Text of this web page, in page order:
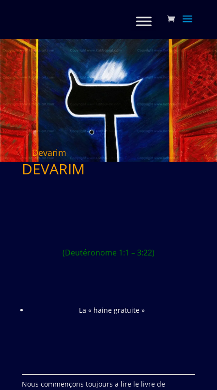
Devarim
DEVARIM
(Deutéronome 1:1 – 3:22)
La « haine gratuite »
Nous commençons toujours a lire le livre de